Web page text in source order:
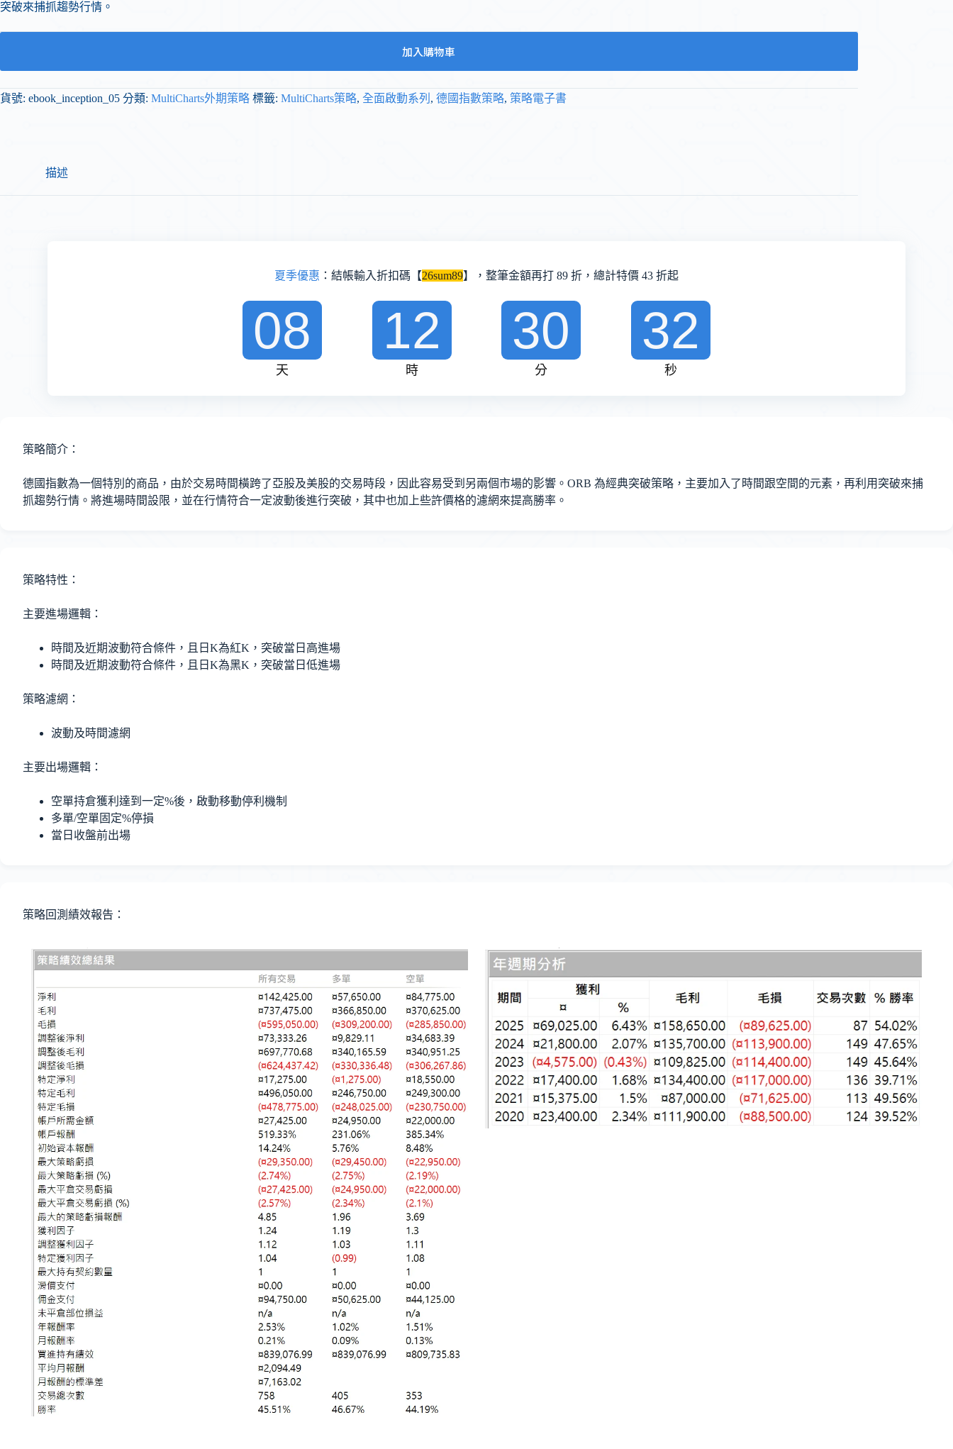
突破來捕抓趨勢行情。
加入購物車
貨號: ebook_inception_05 分類: MultiCharts外期策略 標籤: MultiCharts策略, 全面啟動系列 , 德國指數策略, 策略電子書
描述
夏季優惠 ：結帳輸入折扣碼【26sum89】，整筆金額再打 89 折，總計特價 43 折起
08
天
12
時
30
分
31
秒
策略簡介：
德國指數為一個特別的商品，由於交易時間橫跨了亞股及美股的交易時段，因此容易受到另兩個市場的影響。ORB 為經典突破策略，主要加入了時間跟空間的元素，再利用突破來捕
抓趨勢行情。將進場時間設限，並在行情符合一定波動後進行突破，其中也加上些許價格的濾網來提高勝率。
策略特性：
主要進場邏輯：
時間及近期波動符合條件，且日K為紅K，突破當日高進場
時間及近期波動符合條件，且日K為黑K，突破當日低進場
策略濾網：
波動及時間濾網
主要出場邏輯：
空單持倉獲利達到一定%後，啟動移動停利機制
多單/空單固定%停損
當日收盤前出場
策略回測績效報告：